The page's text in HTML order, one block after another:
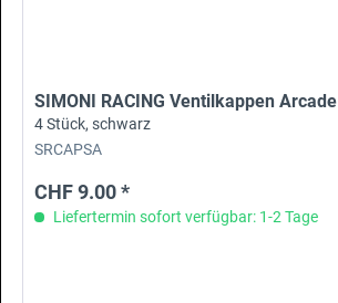
SIMONI RACING Ventilkappen Arcade
4 Stück, schwarz
SRCAPSA
CHF 9.00 *
Liefertermin sofort verfügbar: 1-2 Tage